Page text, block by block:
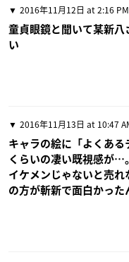
2016年11月12日 at 2:16 PM
童貞眼鏡と聞いて某新八
い
2016年11月13日 at 10:47
キャラの絵に「よくあ
くらいの凄い既視感が…
イケメンじゃないと売れ
の方が斬新で面白かった